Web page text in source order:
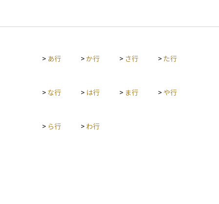
> あ行 >か行 > さ行 > た行
> な行 > は行 > ま行 > や行
> ら行 > わ行